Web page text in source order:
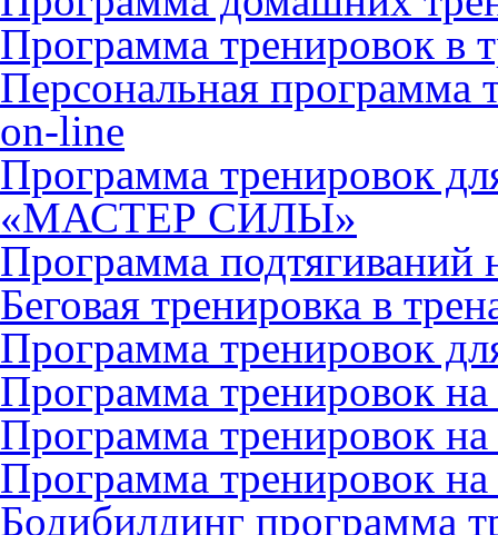
Программа тренировок в
Персональная программа
on-line
Программа тренировок
«МАСТЕР СИЛЫ»
Программа подтягиваний
Беговая тренировка в
Программа тренировок
Программа тренировок
Программа тренировок
Программа тренировок
Бодибилдинг программа